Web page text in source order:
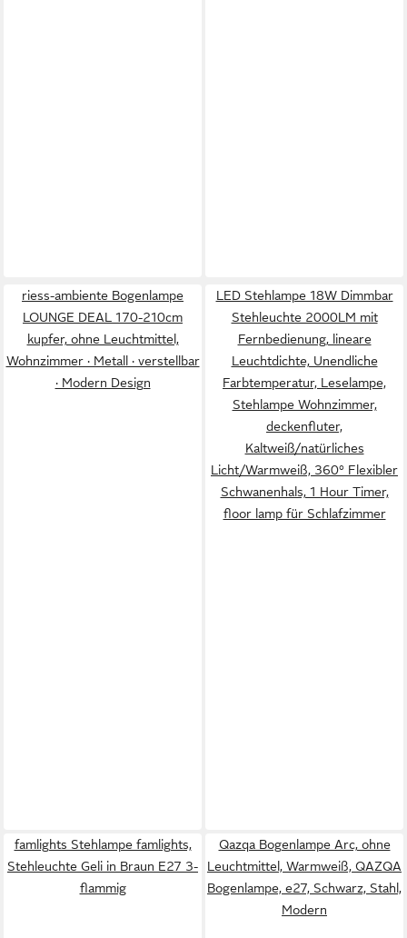
riess-ambiente Bogenlampe
LOUNGE DEAL 170-210cm
kupfer, ohne Leuchtmittel,
Wohnzimmer · Metall · verstellbar
· Modern Design
LED Stehlampe 18W Dimmbar
Stehleuchte 2000LM mit
Fernbedienung, lineare
Leuchtdichte, Unendliche
Farbtemperatur, Leselampe,
Stehlampe Wohnzimmer,
deckenfluter,
Kaltweiß/natürliches
Licht/Warmweiß, 360° Flexibler
Schwanenhals, 1 Hour Timer,
floor lamp für Schlafzimmer
famlights Stehlampe famlights,
Stehleuchte Geli in Braun E27 3-
flammig
Qazqa Bogenlampe Arc, ohne
Leuchtmittel, Warmweiß, QAZQA
Bogen­lampe, e27, Schwarz, Stahl,
Modern